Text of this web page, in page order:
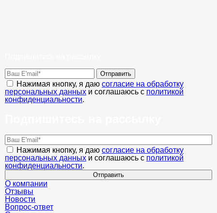
Отправить
Нажимая кнопку, я даю согласие на обработку
персональных данных и соглашаюсь с политикой
конфиденциальности.
Нажимая кнопку, я даю согласие на обработку
персональных данных и соглашаюсь с политикой
конфиденциальности.
Отправить
О компании
Отзывы
Новости
Вопрос-ответ